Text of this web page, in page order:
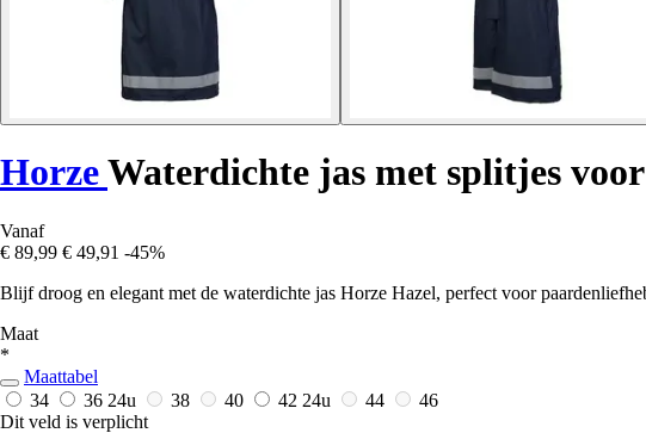
HorzeWaterdichte jas met splitjes
Vanaf
€ 89,99 € 49,91 -45%
Blijf droog en elegant met de waterdichte jas Horze Hazel, perfect voor
Maat
*
Maattabel
34
36 24u 38 40 42 24u 44
46
Dit veld is verplicht